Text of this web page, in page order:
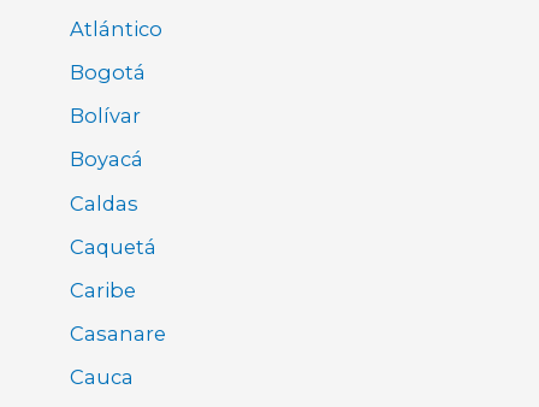
Atlántico
Bogotá
Bolívar
Boyacá
Caldas
Caquetá
Caribe
Casanare
Cauca